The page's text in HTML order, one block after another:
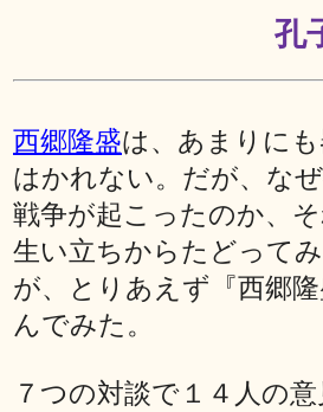
孔
西郷隆盛は、あまりに
はかれない。だが、な
戦争が起こったのか、
生い立ちからたどって
が、とりあえず『西郷
んでみた。
７つの対談で１４人の